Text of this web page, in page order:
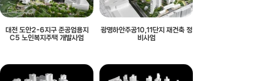
대전 도안2-6지구 준공업용지
C5 노인복지주택 개발사업
광명하안주공10,11단지 재건축 정
비사업